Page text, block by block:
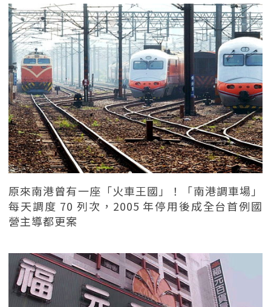
原來南港曾有一座「火車王國」！「南港調車場」
每天調度 70 列次，2005 年停用後成全台首例國
營主導都更案